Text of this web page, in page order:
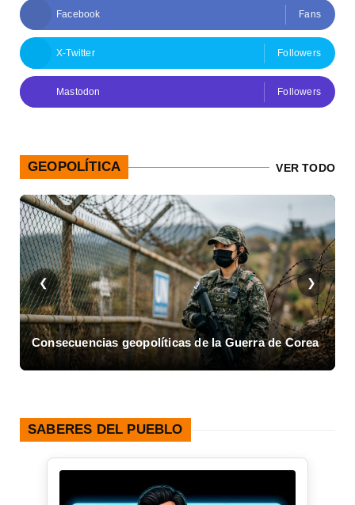
Facebook Fans
X-Twitter Followers
Mastodon Followers
GEOPOLÍTICA VER TODO
❮
Consecuencias geopolíticas de la Guerra de Corea
❯
SABERES DEL PUEBLO